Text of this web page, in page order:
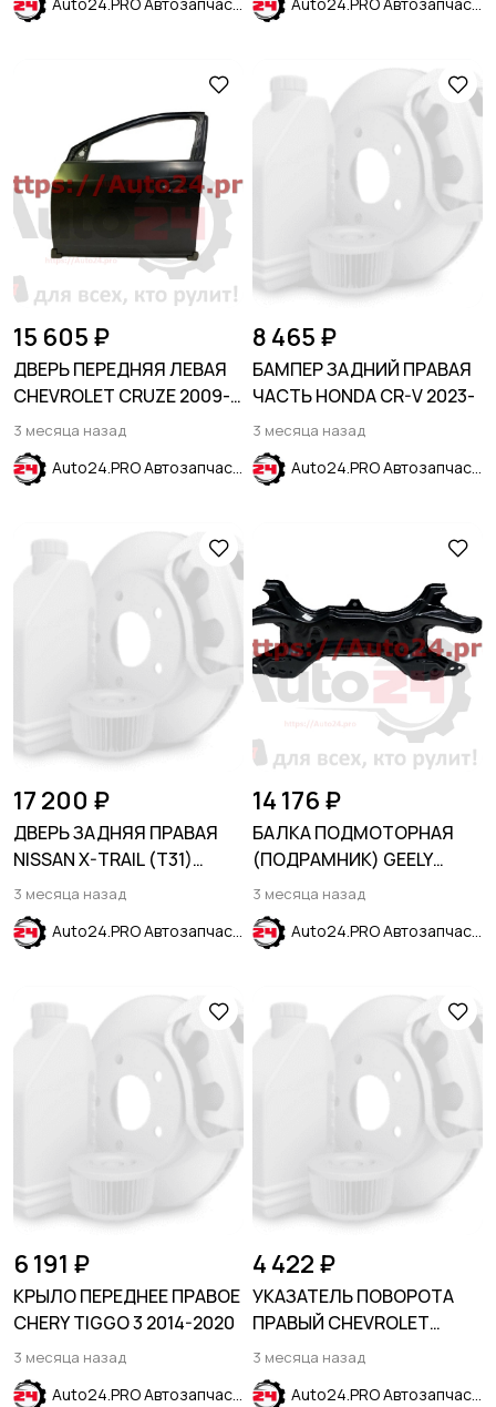
15 605 ₽
ДВЕРЬ ПЕРЕДНЯЯ ЛЕВАЯ
CHEVROLET CRUZE 2009-
2015
3 месяца назад
Auto24.PRO Автозапчасти
8 465 ₽
БАМПЕР ЗАДНИЙ ПРАВАЯ
ЧАСТЬ HONDA CR-V 2023-
3 месяца назад
Auto24.PRO Автозапчасти
17 200 ₽
ДВЕРЬ ЗАДНЯЯ ПРАВАЯ
NISSAN X-TRAIL (Т31)
2007-
3 месяца назад
Auto24.PRO Автозапчасти
14 176 ₽
БАЛКА ПОДМОТОРНАЯ
(ПОДРАМНИК) GEELY
EMGRAND EC7 2009-2016
/GEELY VISION 2008-2011
3 месяца назад
Auto24.PRO Автозапчасти
6 191 ₽
КРЫЛО ПЕРЕДНЕЕ ПРАВОЕ
CHERY TIGGO 3 2014-2020
3 месяца назад
Auto24.PRO Автозапчасти
4 422 ₽
УКАЗАТЕЛЬ ПОВОРОТА
ПРАВЫЙ CHEVROLET
EQUINOX 2021-2024
3 месяца назад
Auto24.PRO Автозапчасти